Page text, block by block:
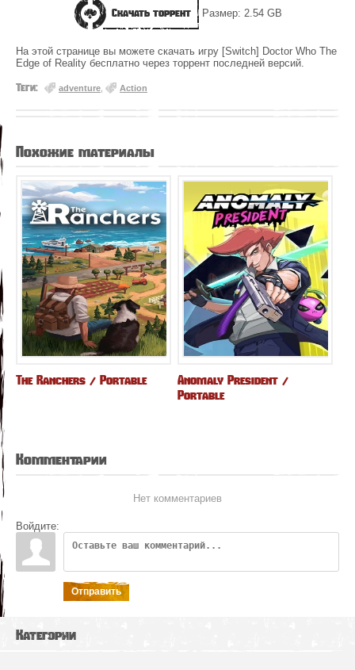
Скачать торрент Размер: 2.54 GB
На этой странице вы можете скачать игру [Switch] Doctor Who The
Edge of Reality бесплатно через торрент последней версий.
Теги: adventure Action
Похожие материалы
The Ranchers / Portable
Anomaly President /
Portable
Комментарии
Нет комментариев
Войдите:
Отправить
Категории